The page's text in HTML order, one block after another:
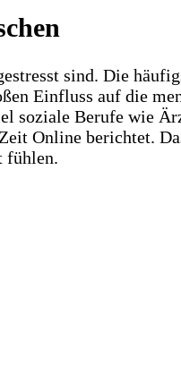
sind. Die
Einfluss auf die
soziale Berufe wie
Online berichtet.
fühlen.